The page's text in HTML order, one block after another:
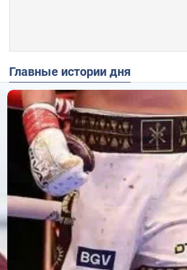
Главные истории дня